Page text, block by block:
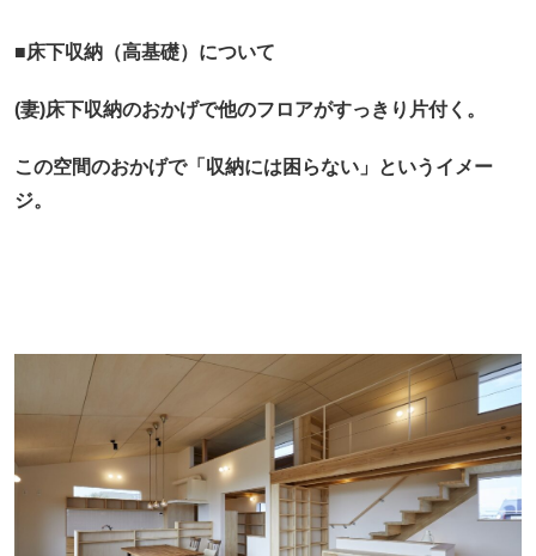
■床下収納（高基礎）について
(妻)床下収納のおかげで他のフロアがすっきり片付く。
この空間のおかげで「収納には困らない」というイメー
ジ。